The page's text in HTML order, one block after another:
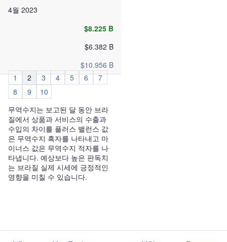
4월 2023
$8.225 B
$6.382 B
$10.956 B
1
2 3 4 5 6
7
8
9
10
무역수지는 보고된 달 동안 브라
질에서 상품과 서비스의 수출과
수입의 차이를 플러스 밸런스 값
은 무역수지 흑자를 나타내고 마
이너스 값은 무역수지 적자를 나
타냅니다. 예상보다 높은 판독치
는 브라질 실제 시세에 긍정적인
영향을 미칠 수 있습니다.